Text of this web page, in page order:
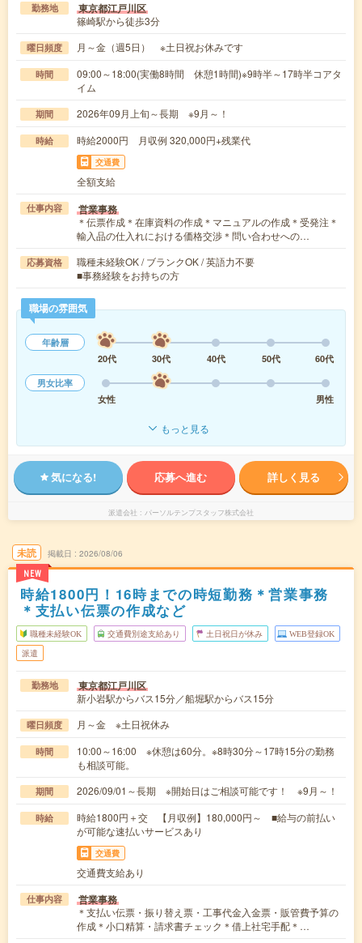
勤務地 東京都江戸川区
篠崎駅から徒歩3分
曜日頻度 月～金（週5日） ※土日祝お休みです
時間
09:00～18:00(実働8時間 休憩1時間)※9時半～17時半コアタ
イム
期間 2026年09月上旬～長期 ※9月～！
時給 時給2000円 月収例 320,000円+残業代
交通費
全額支給
仕事内容 営業事務
＊伝票作成＊在庫資料の作成＊マニュアルの作成＊受発注＊
輸入品の仕入れにおける価格交渉＊問い合わせへの…
応募資格
職種未経験OK / ブランクOK / 英語力不要
■事務経験をお持ちの方
職場の雰囲気
年齢層
20代
30代 40代 50代
60代
男女比率
女性
男性
もっと見る
気になる! 応募へ進む 詳しく見る
派遣会社 パーソルテンプスタッフ株式会社
未読
NEW
掲載日 2026/08/06
時給1800円！16時までの時短勤務＊営業事務
＊支払い伝票の作成など
職種未経験OK 交通費別途支給あり 土日祝日が休み WEB登録OK
派遣
勤務地 東京都江戸川区
新小岩駅からバス15分／船堀駅からバス15分
曜日頻度 月～金 ※土日祝休み
時間
10:00～16:00 ※休憩は60分。※8時30分～17時15分の勤務
も相談可能。
期間 2026/09/01～長期 ※開始日はご相談可能です！ ※9月～！
時給
時給1800円＋交 【月収例】180,000円～ ■給与の前払い
が可能な速払いサービスあり
交通費
交通費支給あり
仕事内容 営業事務
＊支払い伝票・振り替え票・工事代金入金票・販管費予算の
作成＊小口精算・請求書チェック＊借上社宅手配＊…